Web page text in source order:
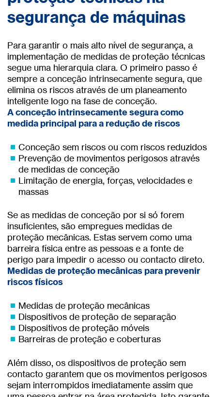
segurança de máquinas
Para garantir o mais alto nível de segurança, a
implementação de medidas de proteção técnicas
segue uma hierarquia clara. O primeiro passo é
sempre a conceção intrinsecamente segura, que
elimina os riscos através de um planeamento
inteligente logo na fase de conceção.
A conceção intrinsecamente segura como
medida principal para a redução de riscos
Conceção sem riscos ou com riscos reduzidos
Prevenção de movimentos perigosos através
de medidas de conceção
Limitação de energia, forças, velocidades e
massas
Se as medidas de conceção por si só forem
insuficientes, são empregues medidas de
proteção mecânicas. Estas servem como uma
barreira física entre as pessoas e a fonte de
perigo para impedir o acesso ou contacto direto.
Medidas de proteção mecânicas para prevenir
riscos físicos
Medidas de proteção mecânicas
Dispositivos de proteção de separação
Dispositivos de proteção móveis
Barreiras de proteção e coberturas
Além disso, os dispositivos de proteção sem
contacto garantem que os movimentos perigosos
sejam interrompidos imediatamente assim que